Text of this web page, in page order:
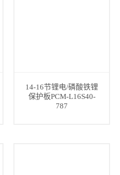
14-16节锂电/磷酸铁锂
保护板PCM-L16S40-
787